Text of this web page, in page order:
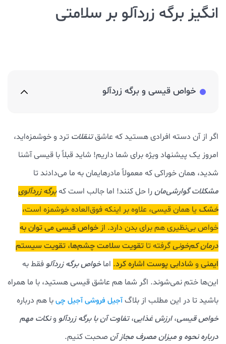
انگیز برگه زردآلو بر سلامتی
خواص قیسی و برگه زردآلو
اگر از آن دسته افرادی هستید که عاشقتنقلات ترد و خوشمزه‌اید،
امروز یک پیشنهاد ویژه برای شما داریم! شاید قبلاً با قیسی آشنا
شدید، همان خوراکی که معمولاً مادرهایمان به ما می‌دادند تا
مشکلات گوارشی‌مان را حل کنند! اما جالب است کهبرگه زردآلوی
خشک یا همان قیسی، علاوه بر اینکه فوق‌العاده خوشمزه است،
خواص بی‌نظیری هم برای بدن دارد. از خواص قیسی می توان به
درمان کم‌خونیگرفته تا تقویت سلامت چشم‌ها، تقویت سیستم
ایمنی وشادابی پوست اشاره کرد. اماخواص برگه زردآلو فقط به
این‌ها ختم نمی‌شوند. اگر شما هم عاشق قیسی هستید، با ما همراه
باشید تا در این مطلب از بلاگآجیل فروشی آجیل چیبا هم درباره
خواص قیسی،ارزش غذایی،تفاوت آن با برگه زردآلو ونکات مهم
درباره نحوه و میزان مصرف مجاز آن صحبت کنیم.